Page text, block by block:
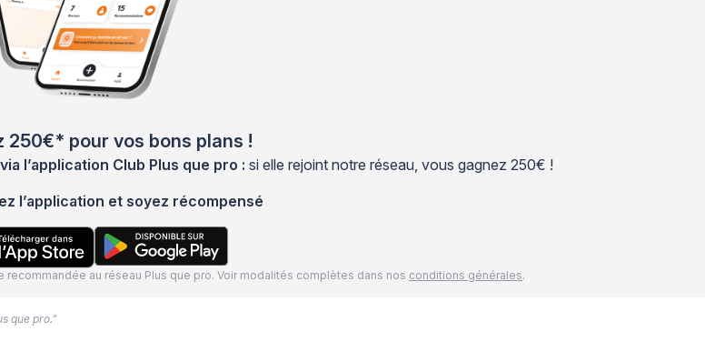
250€* pour vos bons plans !
l’application Club Plus que pro : si elle rejoint notre réseau, vous gagnez 250€ !
l’application et soyez récompensé
au réseau Plus que pro. Voir modalités complètes dans nos conditions générales.
que pro.”